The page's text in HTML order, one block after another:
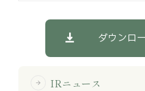
ダウンロ
arrow_forward IRニュース